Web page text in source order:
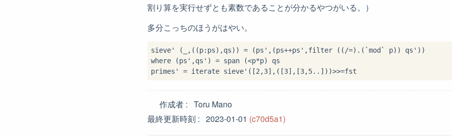
割り算を実行せずとも素数であることが分かるやつがいる。）
多分こっちのほうがはやい。
sieve' (_,((p: ps),qs)) = (ps',(ps++ps',filter (( /=) . ( `mod`
where (ps',qs') = span (<p*p) qs
primes' = iterate sieve'([2 ,3],([3],[3,5.. ]))>>=
作成者
Toru Mano
最終更新時刻
2023-01-01 (c70d5a1)